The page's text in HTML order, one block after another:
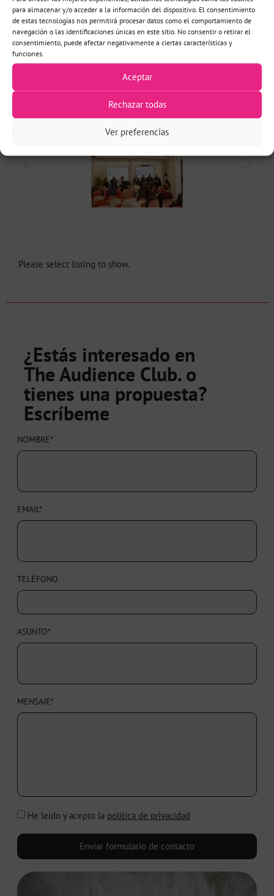
para almacenar y/o acceder a la información del dispositivo. El consentimiento
de estas tecnologías nos permitirá procesar datos como el comportamiento de
navegación o las identificaciones únicas en este sitio. No consentir o retirar el
consentimiento, puede afectar negativamente a ciertas características y
funciones.
Aceptar
Rechazar todas
Ver preferencias
Please select listing to show.
¿Estás interesado en
The Audience Club. o
tienes una propuesta?
Escríbeme
NOMBRE*
EMAIL*
TELÉFONO
ASUNTO*
MENSAJE*
He leído y acepto la política de privacidad
Enviar formulario de contacto